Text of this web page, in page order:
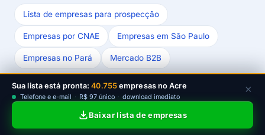
Lista de empresas para prospecção
Empresas por CNAE Empresas em São Paulo
Empresas no Pará Mercado B2B
Última revisão das fontes e dados: julho/2026.
Sua lista está pronta:40.755empresas no Acre
Telefone e e-mail · R$ 97 único · download imediato
Baixar lista de empresas
×